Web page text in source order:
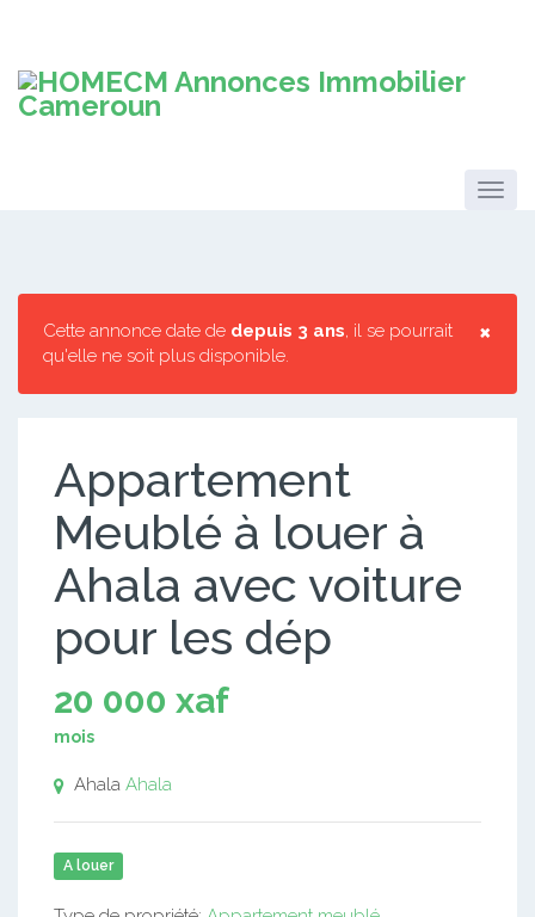
×
Cette annonce date de depuis 3 ans, il se pourrait
qu'elle ne soit plus disponible.
Appartement
Meublé à louer à
Ahala avec voiture
pour les dép
20 000 xaf
mois
Ahala Ahala
A louer